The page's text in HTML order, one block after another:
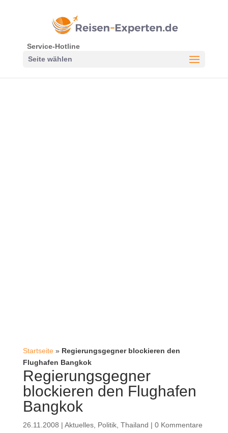
Service-Hotline
Seite wählen
Startseite» Regierungsgegner blockieren den
Flughafen Bangkok
Regierungsgegner
blockieren den Flughafen
Bangkok
26.11.2008 | Aktuelles, Politik, Thailand | 0 Kommentare